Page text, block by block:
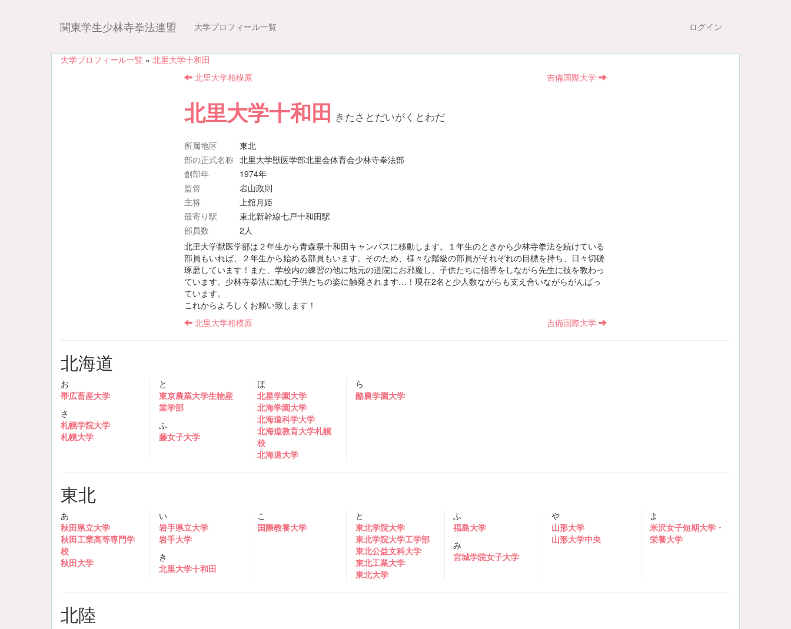
関東学生少林寺拳法連盟 大学プロフィール一覧 ログイン
大学プロフィール一覧 » 北里大学十和田
北里大学相模原
吉備国際大学
北里大学十和田 きたさとだいがくとわだ
所属地区
東北
部の正式名称 北里大学獣医学部北里会体育会少林寺拳法部
創部年
1974年
監督
岩山政則
主将
上舘月姫
最寄り駅
東北新幹線七戸十和田駅
部員数
2人
北里大学獣医学部は２年生から青森県十和田キャンパスに移動します。１年生のときから少林寺拳法を続けている
部員もいれば、２年生から始める部員もいます。そのため、様々な階級の部員がそれぞれの目標を持ち、日々切磋
琢磨しています！また、学校内の練習の他に地元の道院にお邪魔し、子供たちに指導をしながら先生に技を教わっ
ています。少林寺拳法に励む子供たちの姿に触発されます…！現在2名と少人数ながらも支え合いながらがんばっ
ています。
これからよろしくお願い致します！
北里大学相模原
吉備国際大学
北海道
お
帯広畜産大学
さ
札幌学院大学
札幌大学
と
東京農業大学生物産
業学部
ふ
藤女子大学
ほ
北星学園大学
北海学園大学
北海道科学大学
北海道教育大学札幌
校
北海道大学
ら
酪農学園大学
東北
あ
秋田県立大学
秋田工業高等専門学
校
秋田大学
い
岩手県立大学
岩手大学
き
北里大学十和田
こ
国際教養大学
と
東北学院大学
東北学院大学工学部
東北公益文科大学
東北工業大学
東北大学
ふ
福島大学
み
宮城学院女子大学
や
山形大学
山形大学中央
よ
米沢女子短期大学・
栄養大学
北陸